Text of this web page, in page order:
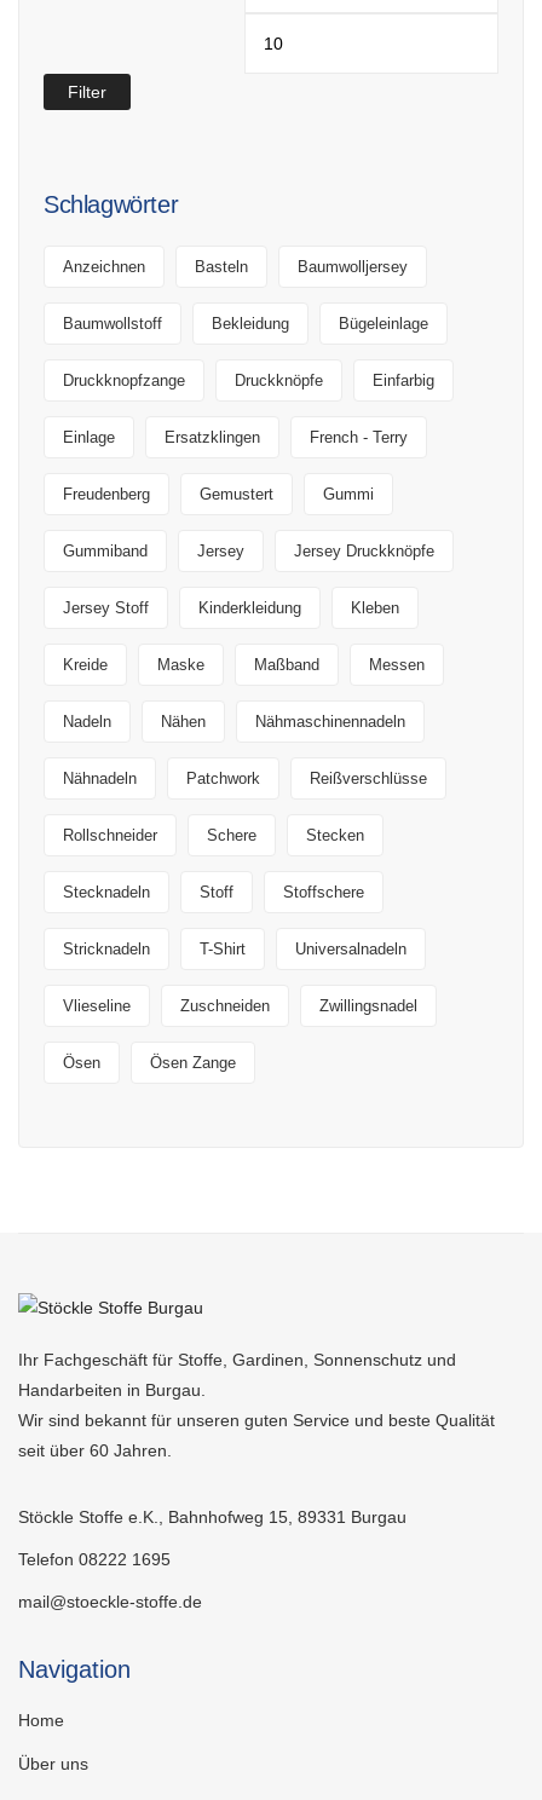
Filter
Schlagwörter
Anzeichnen Basteln Baumwolljersey
Baumwollstoff Bekleidung Bügeleinlage
Druckknopfzange Druckknöpfe Einfarbig
Einlage Ersatzklingen French - Terry
Freudenberg Gemustert Gummi
Gummiband Jersey Jersey Druckknöpfe
Jersey Stoff Kinderkleidung Kleben
Kreide Maske Maßband Messen
Nadeln Nähen Nähmaschinennadeln
Nähnadeln Patchwork Reißverschlüsse
Rollschneider Schere Stecken
Stecknadeln Stoff Stoffschere
Stricknadeln T-Shirt Universalnadeln
Vlieseline Zuschneiden Zwillingsnadel
Ösen Ösen Zange
Ihr Fachgeschäft für Stoffe, Gardinen, Sonnenschutz und
Handarbeiten in Burgau.
Wir sind bekannt für unseren guten Service und beste Qualität
seit über 60 Jahren.
Stöckle Stoffe e.K., Bahnhofweg 15, 89331 Burgau
Telefon 08222 1695
mail@stoeckle-stoffe.de
Navigation
Home
Über uns